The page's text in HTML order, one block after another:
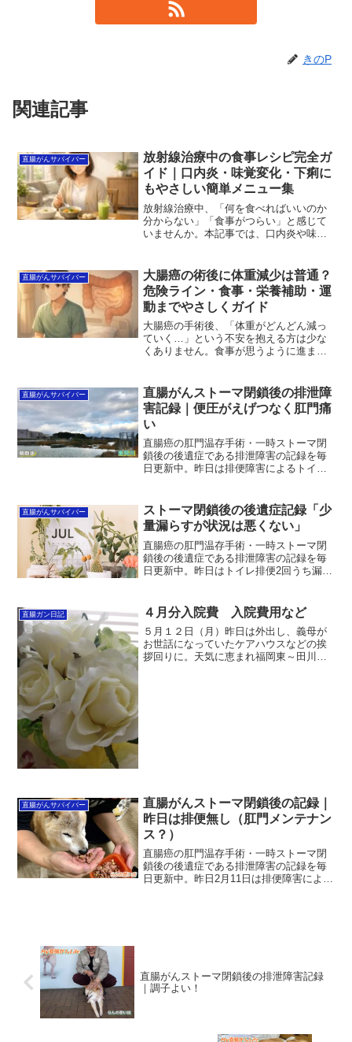
きのP
関連記事
直腸がんサバイバー
放射線治療中の食事レシピ完全ガ
イド｜口内炎・味覚変化・下痢に
もやさしい簡単メニュー集
放射線治療中、「何を食べればいいのか
分からない」「食事がつらい」と感じて
いませんか。本記事では、口内炎や味覚
ます。無理なく栄養をとる方法を知るこ
とで、日々の負担を少し軽くするヒント
が見つかります。まずは今の体に合った
食べ方から、一緒に整えていきましょ
う。
直腸がんサバイバー
大腸癌の術後に体重減少は普通？
危険ライン・食事・栄養補助・運
動までやさしくガイド
大腸癌の手術後、「体重がどんどん減っ
ていく…」という不安を抱える方は少な
くありません。食事が思うように進まな
いを感じやすいものです。この記事で
は、体重が減る理由や危険ライン、回復
につながる食事・栄養・運動のポイント
をやさしく整理しました。少しずつ理解
しながら、ご自身のペースでケアを進め
る参考にしていただければ幸いです。
直腸がんサバイバー
直腸がんストーマ閉鎖後の排泄障
害記録｜便圧がえげつなく肛門痛
い
直腸癌の肛門温存手術・一時ストーマ閉
鎖後の後遺症である排泄障害の記録を毎
日更新中。昨日は排便障害によるトイレ
ど硬い便でもないのだが、肛門に詰ま
る・挟まる痛みと残便不快...
直腸がんサバイバー
ストーマ閉鎖後の後遺症記録「少
量漏らすが状況は悪くない」
直腸癌の肛門温存手術・一時ストーマ閉
鎖後の後遺症である排泄障害の記録を毎
日更新中。昨日はトイレ排便2回うち漏ら
とリスクが高い中下痢にも関わらず、極
少量の漏らしで耐え...
直腸ガン日記 ４月分入院費 入院費用など
５月１２日（月）昨日は外出し、義母が
お世話になっていたケアハウスなどの挨
拶回りに。天気に恵まれ福岡東～田川～
直腸がんサバイバー
直腸がんストーマ閉鎖後の記録｜
昨日は排便無し（肛門メンテナン
ス？）
直腸癌の肛門温存手術・一時ストーマ閉
鎖後の後遺症である排泄障害の記録を毎
日更新中。昨日2月11日は排便障害による
直腸がんストーマ閉鎖後の排泄障害記録
｜調子よい！